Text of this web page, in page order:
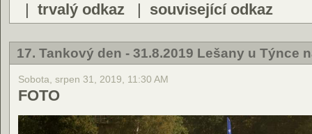
| trvalý odkaz | související odkaz
17. Tankový den - 31.8.2019 Lešany u Týnce
Sobota, srpen 31, 2019, 11:30 AM
FOTO